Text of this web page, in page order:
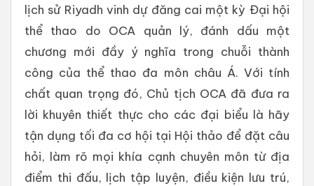
lịch sử Riyadh vinh dự đăng cai một kỳ Đại hội
thể thao do OCA quản lý, đánh dấu một
chương mới đầy ý nghĩa trong chuỗi thành
công của thể thao đa môn châu Á. Với tính
chất quan trọng đó, Chủ tịch OCA đã đưa ra
lời khuyên thiết thực cho các đại biểu là hãy
tận dụng tối đa cơ hội tại Hội thảo để đặt câu
hỏi, làm rõ mọi khía cạnh chuyên môn từ địa
điểm thi đấu, lịch tập luyện, điều kiện lưu trú,